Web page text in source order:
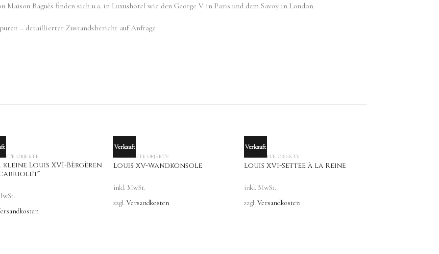
Baguès finden sich u.a. in Luxushotel wie den George V in Paris und dem Savoy in London.
– detaillierter Zustandsbericht auf Anfrage
OUT OF STOCK
OBJEKTE
kleine Louis XVI-Bèrgèren
cabriolet“
Verkauft
OUT OF STOCK
VERKAUFTE OBJEKTE
Louis XV-Wandkonsole
inkl. MwSt.
zzgl.Versandkosten
Verkauft
OUT OF STOCK
VERKAUFTE OBJEKTE
Louis XVI-Settee à la Reine
inkl. MwSt.
zzgl. Versandkosten